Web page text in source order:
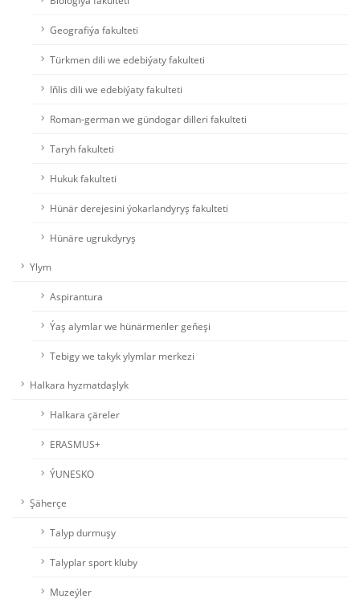
Geografiýa fakulteti
Türkmen dili we edebiýaty fakulteti
Iňlis dili we edebiýaty fakulteti
Roman-german we gündogar dilleri fakulteti
Taryh fakulteti
Hukuk fakulteti
Hünär derejesini ýokarlandyryş fakulteti
Hünäre ugrukdyryş
Ylym
Aspirantura
Ýaş alymlar we hünärmenler geňeşi
Tebigy we takyk ylymlar merkezi
Halkara hyzmatdaşlyk
Halkara çäreler
ERASMUS+
ÝUNESKO
Şäherçe
Talyp durmuşy
Talyplar sport kluby
Muzeýler